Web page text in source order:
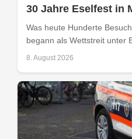
30 Jahre Eselfest in
Was heute Hunderte
begann als Wettstreit unter
8. August 2026